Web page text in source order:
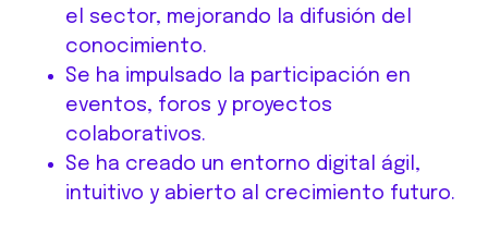
el sector, mejorando la difusión del
conocimiento.
Se ha impulsado la participación en
eventos, foros y proyectos
colaborativos.
Se ha creado un entorno digital ágil,
intuitivo y abierto al crecimiento futuro.